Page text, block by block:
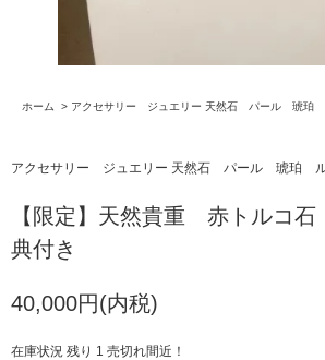
ホーム > アクセサリー ジュエリー 天然石 パール 琥珀
アクセサリー ジュエリー 天然石 パール 琥珀
【限定】天然貴重 赤トルコ
典付き
40,000円(内税)
在庫状況 残り 1 売切れ間近！